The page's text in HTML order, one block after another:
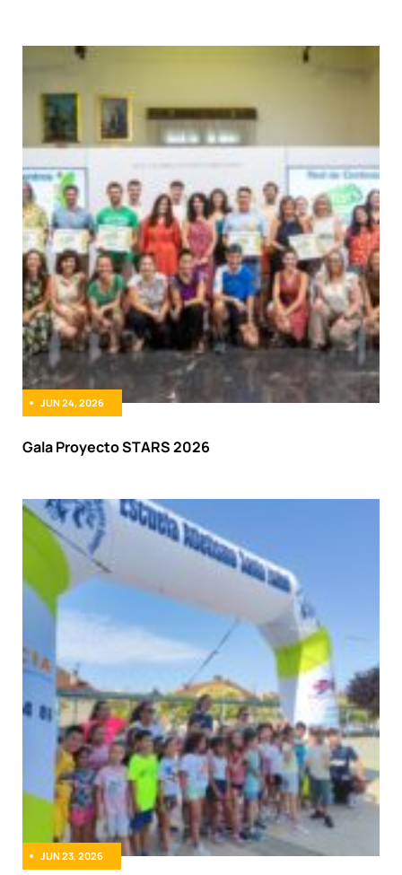
JUN 24, 2026
Gala Proyecto STARS 2026
JUN 23, 2026